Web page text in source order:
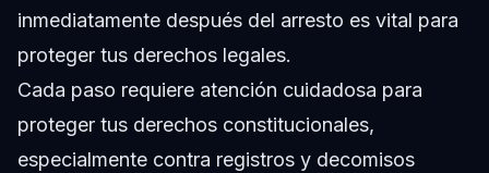
inmediatamente después del arresto es vital para
proteger tus derechos legales.
Cada paso requiere atención cuidadosa para
proteger tus derechos constitucionales,
especialmente contra registros y decomisos